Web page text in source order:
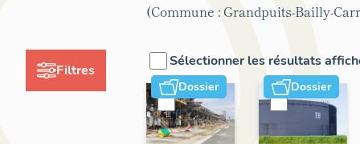
Filtres
(Commune : Grandpuits-Bailly-
Sélectionner les résultats
Dossier Dossier